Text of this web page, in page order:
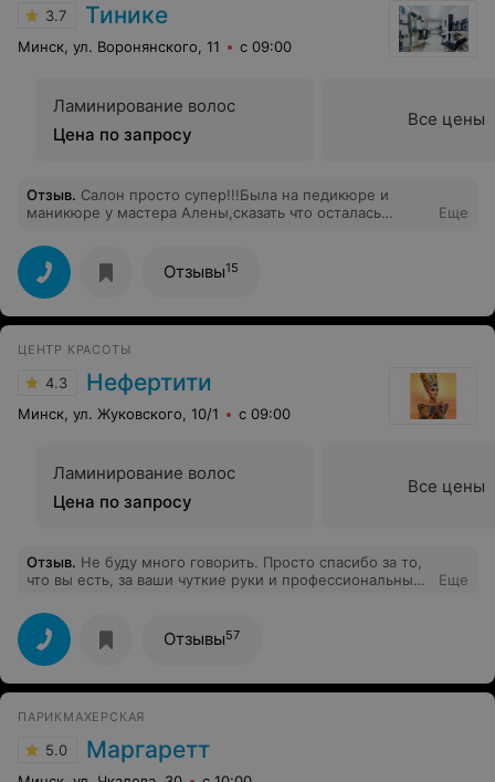
3.7 Тинике
Минск, ул. Воронянского, 11 с 09:00
Ламинирование волос
Цена по запросу
Все цены
Отзыв. Салон просто супер!!!Была на педикюре и
маникюре у мастера Алены,сказать что осталась
работы.Персонал просто супер, мастера очень
дружелюбные. Всем рекомендую этот салон,теперь
буду ходить только к Вам !
Еще
Отзывы15
ЦЕНТР КРАСОТЫ
4.3 Нефертити
Минск, ул. Жуковского, 10/1 с 09:00
Ламинирование волос
Цена по запросу
Все цены
Отзыв. Не буду много говорить. Просто спасибо за то,
что вы есть, за ваши чуткие руки и профессиональный
появился грамотный косметолог Юля, просто
волшебница! Удачи вам, Нефертити!
Еще
Отзывы57
ПАРИКМАХЕРСКАЯ
5.0 Маргаретт